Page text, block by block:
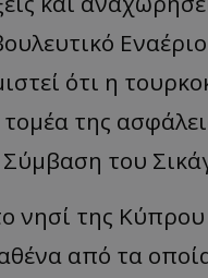
ότι η
της
του
νησί της
από τα
ASP.NET_SessionId
msToken